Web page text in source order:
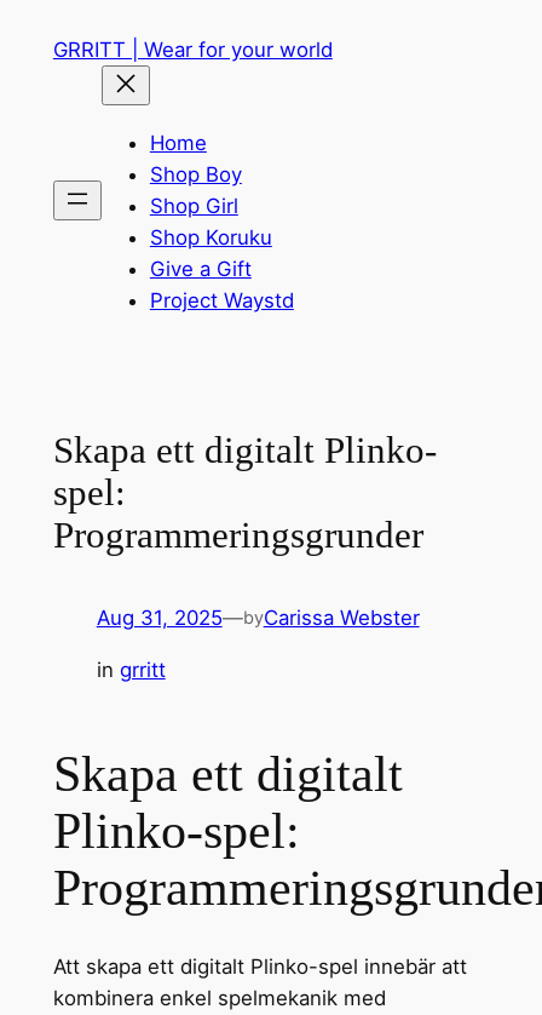
GRRITT | Wear for your world
Home
Shop Boy
Shop Girl
Shop Koruku
Give a Gift
Project Waystd
Skapa ett digitalt Plinko-
spel:
Programmeringsgrunder
Aug 31, 2025—byCarissa Webster
in grritt
Skapa ett digitalt
Plinko-spel:
Att skapa ett digitalt Plinko-spel innebär att
kombinera enkel spelmekanik med